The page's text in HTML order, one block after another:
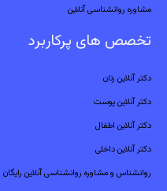
مشاوره روانشناسی آنلاین
تخصص های پرکاربرد
دکتر آنلاین زنان
دکتر آنلاین پوست
دکتر آنلاین اطفال
دکتر آنلاین داخلی
روانشناس و مشاوره روانشناسی آنلاین رایگان